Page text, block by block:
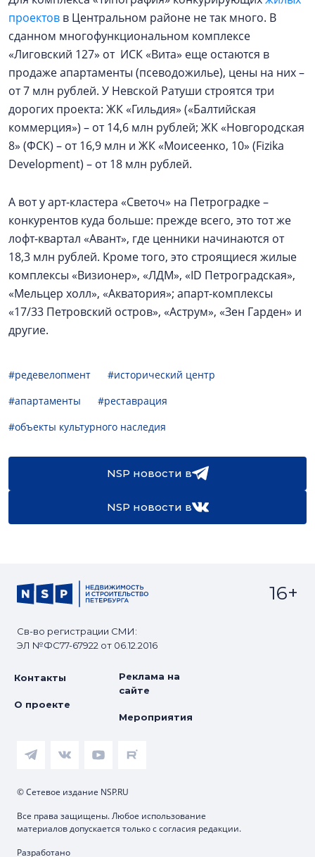
проектов в Центральном районе не так много. В
сданном многофункциональном комплексе
«Лиговский 127» от ИСК «Вита» еще остаются в
продаже апартаменты (псеводожилье), цены на них –
от 7 млн рублей. У Невской Ратуши строятся три
дорогих проекта: ЖК «Гильдия» («Балтийская
коммерция») – от 14,6 млн рублей; ЖК «Новгородская
8» (ФСК) – от 16,9 млн и ЖК «Моисеенко, 10» (Fizika
Development) – от 18 млн рублей.
А вот у арт-кластера «Светоч» на Петроградке –
конкурентов куда больше: прежде всего, это тот же
лофт-квартал «Авант», где ценники начинаются от
18,3 млн рублей. Кроме того, это строящиеся жилые
комплексы «Визионер», «ЛДМ», «ID Петроградская»,
«Мельцер холл», «Акватория»; апарт-комплексы
«17/33 Петровский остров», «Аструм», «Зен Гарден» и
другие.
#редевелопмент
#исторический центр
#апартаменты
#реставрация
#объекты культурного наследия
NSP новости в
NSP новости в
Св-во регистрации СМИ:
ЭЛ №ФС77-67922 от 06.12.2016
16+
Контакты
О проекте
Реклама на
сайте
Мероприятия
© Сетевое издание NSP.RU
Все права защищены. Любое использование
материалов допускается только с согласия редакции.
Разработано